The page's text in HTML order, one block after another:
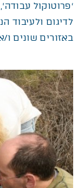
‘פרוטוקול
לדיגום ולעיבוד
באזורים שונים ו/